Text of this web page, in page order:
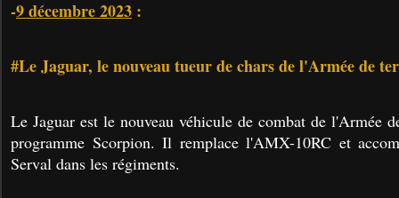
-9 décembre 2023 :
#Le Jaguar, le nouveau tueur de chars de l'Armée de
Le Jaguar est le nouveau véhicule de combat de l'Armée
programme Scorpion. Il remplace l'AMX-10RC et
Serval dans les régiments.